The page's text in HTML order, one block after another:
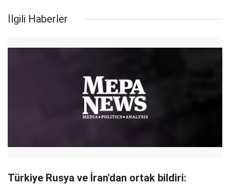
İlgili Haberler
Türkiye Rusya ve İran'dan ortak bildiri: